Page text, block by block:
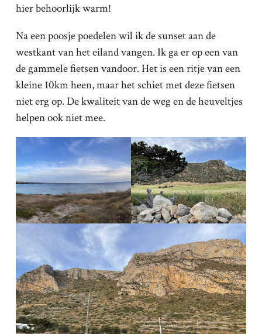
hier behoorlijk warm!
Na een poosje poedelen wil ik de sunset aan de
westkant van het eiland vangen. Ik ga er op een van
de gammele fietsen vandoor. Het is een ritje van een
kleine 10km heen, maar het schiet met deze fietsen
niet erg op. De kwaliteit van de weg en de heuveltjes
helpen ook niet mee.